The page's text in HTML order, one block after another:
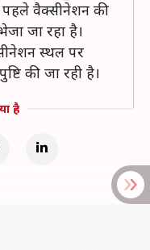
पहले वैक्सीनेशन की
जा रहा है।
स्थल पर
की जा रही है।
है